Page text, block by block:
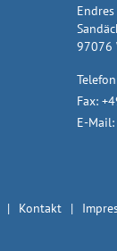
97076
Fax:
E-Mail:
Kontakt